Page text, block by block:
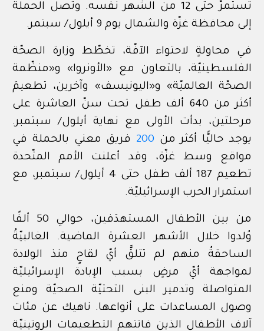
تستمرّ حتى 12 من الشهر نفسه. وتصل الحملة
إلى محافظة غزّة والشمال يوم 9 أيلول/ سبتمر.
في محاولةٍ لاحتواء الآفّة، تخطّط وزارة الصحّة
الفلسطينيّة، بالتعاون مع «الأونروا» و«منظّمة
الصحّة العالميّة» و«اليونيسف» وآخرين، تطعيمَ
أكثر من 640 ألف طفل تحت سنّ العاشرة على
مرحلتين، بدأت الأولى مع نهاية أيلول/ سبتمبر.
يوجد حاليًّا أكثر من 200 فريق معني بالحملة في
مواقع وسط غزّة، وقد أعلنت الأمم المتّحدة
تطعيم 187 ألف طفل حتى 4 أيلول/ سبتمبر، مع
استمرار الحرب الإسرائيليّة.
من بين الأطفال المستهدَفين، حوالي 50 ألفًا
وُلدوا خلال الأشهر العشرة الماضية. الغالبيّةُ
الساحقةُ منهم لم تتلقَّ أيّ لقاحٍ منذ الولادة
لمواجهة أيّ مرضٍ بسبب الإبادة الإسرائيليّة
المتواصلة وتدمير البنى التحتيّة الصحيّة ومنع
وصول المساعدات على أنواعها. ناهيك عن مئات
آلاف الأطفال الذين فاتتهم التطعيمات الروتينيّة